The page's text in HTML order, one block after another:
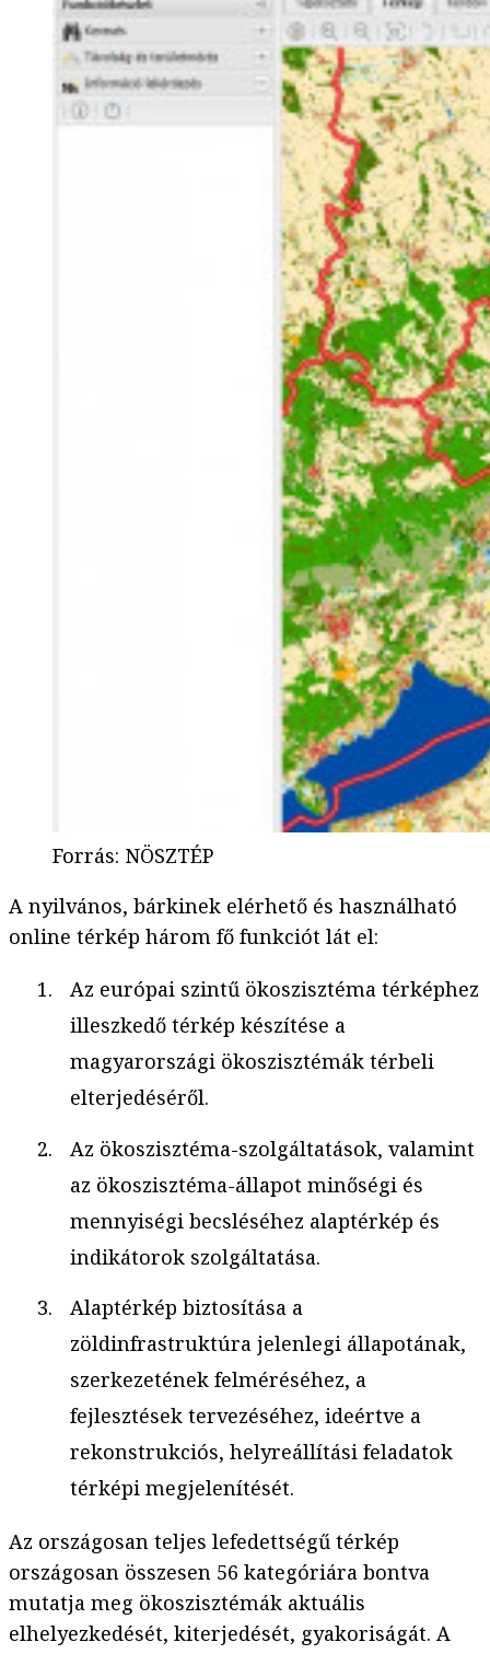
Forrás: NÖSZTÉP
A nyilvános, bárkinek elérhető és használható
online térkép három fő funkciót lát el:
Az európai szintű ökoszisztéma térképhez
illeszkedő térkép készítése a
magyarországi ökoszisztémák térbeli
elterjedéséről.
Az ökoszisztéma-szolgáltatások, valamint
az ökoszisztéma-állapot minőségi és
mennyiségi becsléséhez alaptérkép és
indikátorok szolgáltatása.
Alaptérkép biztosítása a
zöldinfrastruktúra jelenlegi állapotának,
szerkezetének felméréséhez, a
fejlesztések tervezéséhez, ideértve a
rekonstrukciós, helyreállítási feladatok
térképi megjelenítését.
Az országosan teljes lefedettségű térkép
országosan összesen 56 kategóriára bontva
mutatja meg ökoszisztémák aktuális
elhelyezkedését, kiterjedését, gyakoriságát. A